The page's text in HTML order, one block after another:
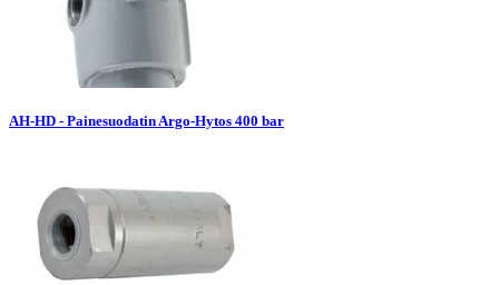
AH-HD - Painesuodatin Argo-Hytos 400 bar